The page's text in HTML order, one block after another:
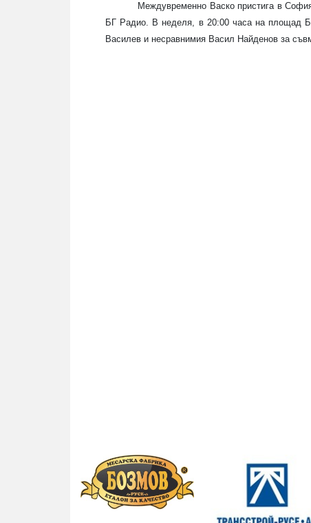
Междувременно Васко пристига в
БГ Радио. В неделя, в 20:00 часа на площад
Василев и несравнимия Васил Найденов за